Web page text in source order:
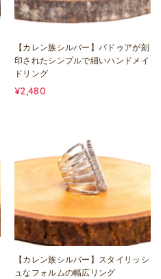
【カレン族シルバー】パドゥアが刻
印されたシンプルで細いハンドメイ
ドリング
¥2,480
【カレン族シルバー】スタイリッシ
ュなフォルムの幅広リング